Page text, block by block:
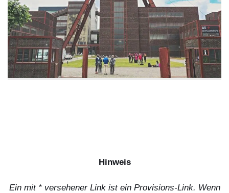
Hinweis
Ein mit * versehener Link ist ein Provisions-Link. Wenn